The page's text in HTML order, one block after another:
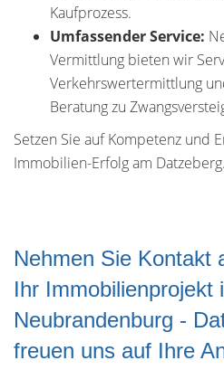
Kaufprozess.
Umfassender Service:
Vermittlung bieten wir
Verkehrswertermittlung
Beratung zu
Setzen Sie auf Kompetenz und
Immobilien-Erfolg am Datzeberg.
Nehmen Sie Kontakt
Ihr Immobilienprojekt
Neubrandenburg -
freuen uns auf Ihre